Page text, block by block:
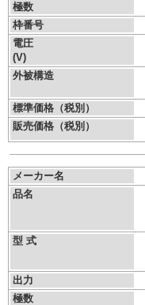
極数
枠番号
電圧
(V)
外被構造
標準価格（税別）
販売価格（税別）
メーカー名
品名
型 式
出力
極数